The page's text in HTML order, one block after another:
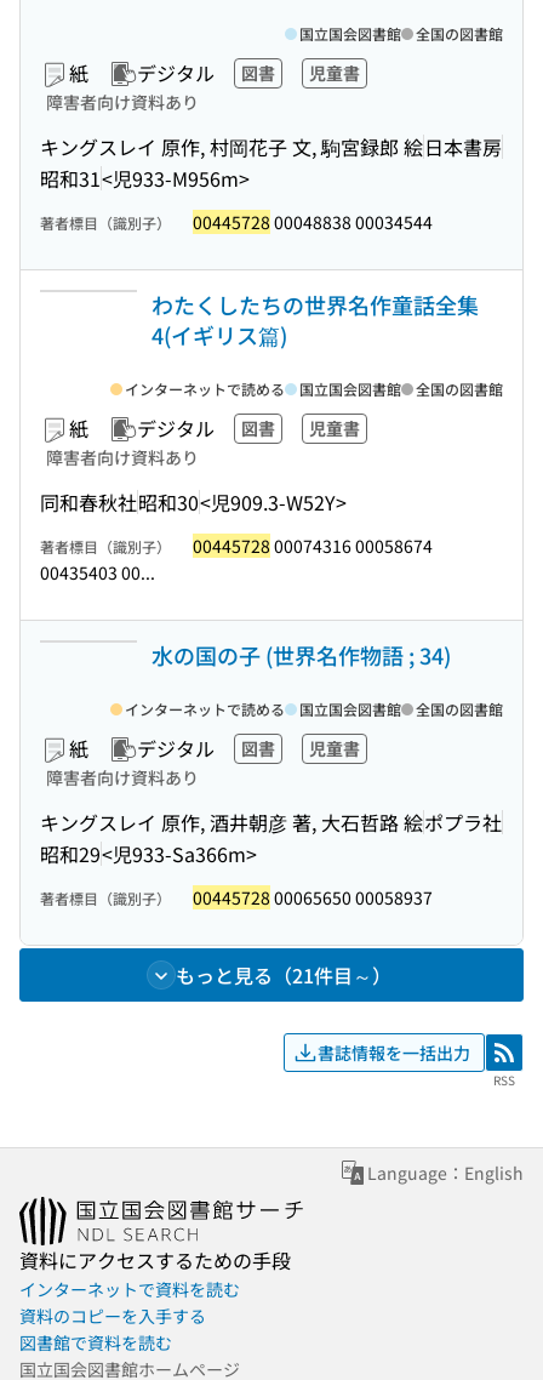
紙 デジタル 図書
児童書
障害者向け資料あり
キングスレイ 原作, 村岡花子 文, 駒宮録郎 絵日本書房
昭和31<児933-M956m>
国立国会図書館 全国の図書館
著者標目（識別子） 00445728 00048838 00034544
わたくしたちの世界名作童話全集
4(イギリス篇)
紙 デジタル 図書
児童書
障害者向け資料あり
同和春秋社昭和30<児909.3-W52Y>
インターネットで読める 国立国会図書館 全国の図書館
著者標目（識別子） 00445728 00074316 00058674
00435403 00...
水の国の子 (世界名作物語 ; 34)
紙 デジタル 図書
児童書
障害者向け資料あり
キングスレイ 原作, 酒井朝彦 著, 大石哲路 絵ポプラ社
昭和29<児933-Sa366m>
インターネットで読める 国立国会図書館 全国の図書館
著者標目（識別子） 00445728 00065650 00058937
もっと見る（21件目～）
書誌情報を一括出力 RSS
RSS
Language：English
資料にアクセスするための手段
インターネットで資料を読む
資料のコピーを入手する
図書館で資料を読む
国立国会図書館ホームページ